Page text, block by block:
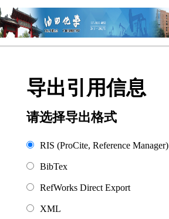
导出引用信息
请选择导出格式
RIS (ProCite, Reference Manager)
BibTex
RefWorks Direct Export
XML